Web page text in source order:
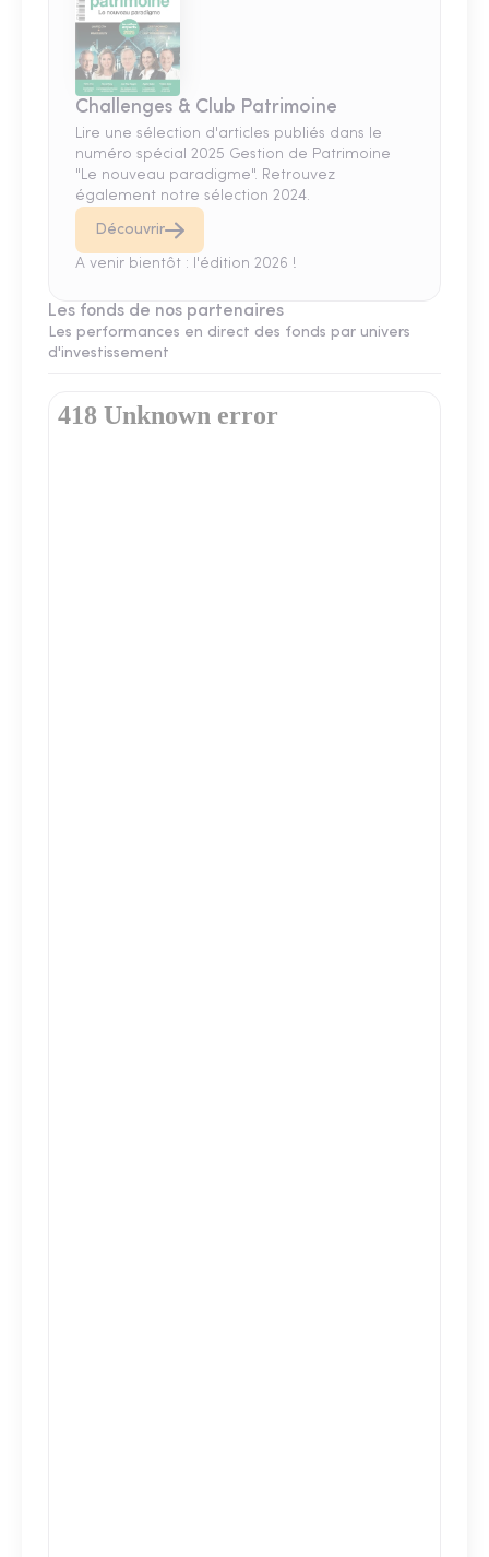
Challenges & Club Patrimoine
Lire une sélection d'articles publiés dans le
numéro spécial 2025 Gestion de Patrimoine
"Le nouveau paradigme". Retrouvez
également notre sélection 2024.
Découvrir
A venir bientôt : l'édition 2026 !
Les fonds de nos partenaires
Les performances en direct des fonds par univers
d'investissement